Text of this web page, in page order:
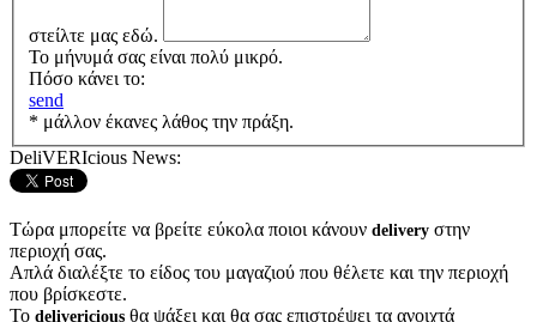
στείλτε μας εδώ.
Το μήνυμά σας είναι πολύ μικρό.
Πόσο κάνει το:
send
* μάλλον έκανες λάθος την πράξη.
DeliVERIcious News:
Τώρα μπορείτε να βρείτε εύκολα ποιοι κάνουν delivery στην
περιοχή σας.
Απλά διαλέξτε το είδος του μαγαζιού που θέλετε και την περιοχή
που βρίσκεστε.
Το delivericious θα ψάξει και θα σας επιστρέψει τα ανοιχτά